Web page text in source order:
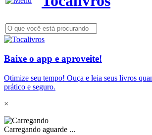
Baixe o app e aproveite!
Otimize seu tempo! Ouça e leia seus livros
prático e seguro.
×
Carregando aguarde ...